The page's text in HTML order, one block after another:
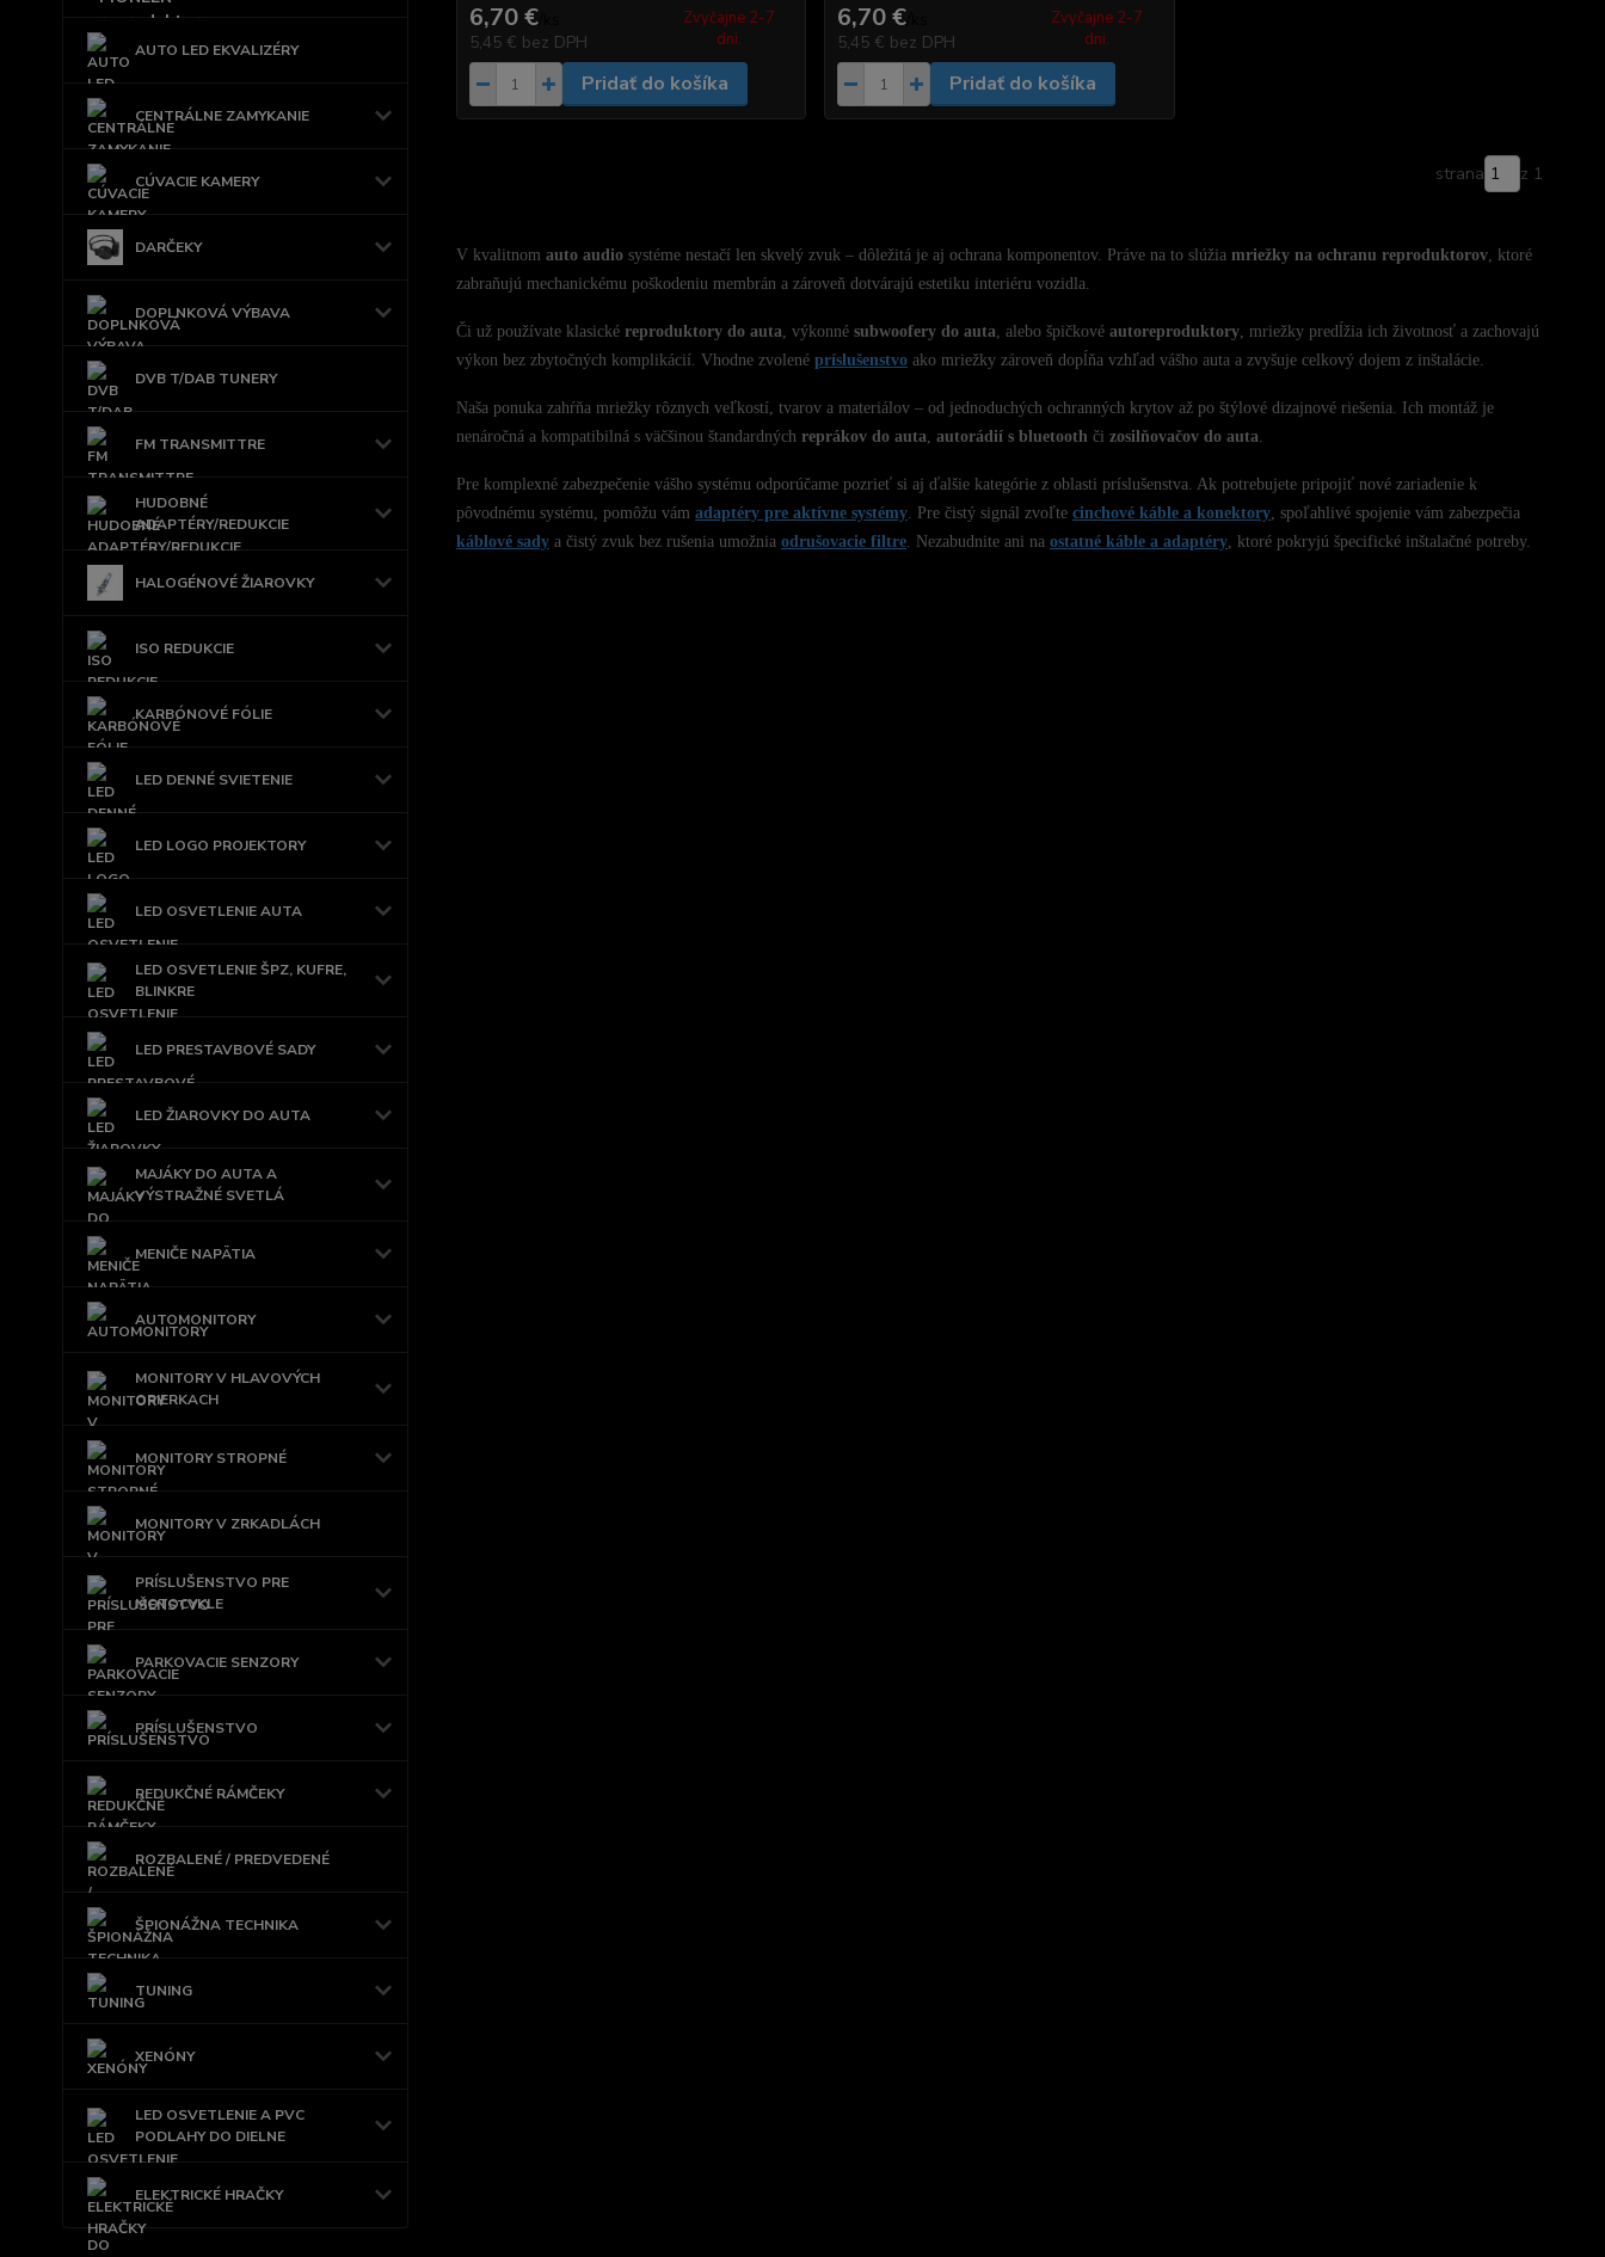
AUTO LED EKVALIZÉRY
CENTRÁLNE ZAMYKANIE
CÚVACIE KAMERY
DARČEKY
DOPLNKOVÁ VÝBAVA
DVB T/DAB TUNERY
FM TRANSMITTRE
HUDOBNÉ
ADAPTÉRY/REDUKCIE
HALOGÉNOVÉ ŽIAROVKY
ISO REDUKCIE
KARBÓNOVÉ FÓLIE
LED DENNÉ SVIETENIE
LED LOGO PROJEKTORY
LED OSVETLENIE AUTA
LED OSVETLENIE ŠPZ, KUFRE,
BLINKRE
LED PRESTAVBOVÉ SADY
LED ŽIAROVKY DO AUTA
MAJÁKY DO AUTA A
VÝSTRAŽNÉ SVETLÁ
MENIČE NAPÄTIA
AUTOMONITORY
MONITORY V HLAVOVÝCH
OPIERKACH
MONITORY STROPNÉ
MONITORY V ZRKADLÁCH
PRÍSLUŠENSTVO PRE
MOTOCYKLE
PARKOVACIE SENZORY
PRÍSLUŠENSTVO
REDUKČNÉ RÁMČEKY
ROZBALENÉ / PREDVEDENÉ
ŠPIONÁŽNA TECHNIKA
TUNING
XENÓNY
LED OSVETLENIE A PVC
PODLAHY DO DIELNE
ELEKTRICKÉ HRAČKY
6,70 €/
5,45 € bez DPH
Zvyčajne 2-7
dni.
Pridať do košíka
6,70 €
5,45 € bez DPH
Zvyčajne 2-7
dni.
Pridať do košíka
strana z 1
V kvalitnom auto audiosystéme nestačí len skvelý zvuk – dôležitá je aj ochrana komponentov. Práve na to slúžia mriežky na ochranu reproduktorov, ktoré
zabraňujú mechanickému poškodeniu membrán a zároveň dotvárajú estetiku interiéru vozidla.
Či už používate klasické reproduktory do auta , výkonné subwoofery do auta , alebo špičkové autoreproduktory, mriežky predĺžia ich životnosť a zachovajú
výkon bez zbytočných komplikácií. Vhodne zvolené príslušenstvoako mriežky zároveň dopĺňa vzhľad vášho auta a zvyšuje celkový dojem z inštalácie.
Naša ponuka zahŕňa mriežky rôznych veľkostí, tvarov a materiálov – od jednoduchých ochranných krytov až po štýlové dizajnové riešenia. Ich montáž je
nenáročná a kompatibilná s väčšinou štandardných reprákov do auta autorádií s bluetooth či zosilňovačov do auta
Pre komplexné zabezpečenie vášho systému odporúčame pozrieť si aj ďalšie kategórie z oblasti príslušenstva. Ak potrebujete pripojiť nové zariadenie k
pôvodnému systému, pomôžu vám adaptéry pre aktívne systémy. Pre čistý signál zvoľte cinchové káble a konektory, spoľahlivé spojenie vám zabezpečia
káblové sadya čistý zvuk bez rušenia umožnia odrušovacie filtre. Nezabudnite ani na ostatné káble a adaptéry, ktoré pokryjú špecifické inštalačné potreby.